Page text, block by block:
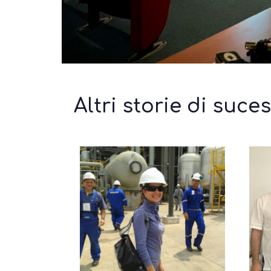
Altri storie di